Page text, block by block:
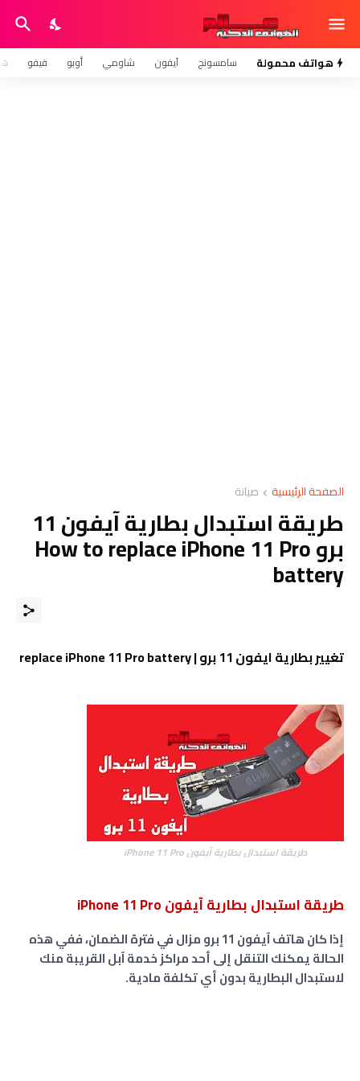
هواتف محمولة سامسونج آيفون شاومي أوبو فيفو
الصفحة الرئيسية صيانة
طريقة استبدال بطارية آيفون 11
برو How to replace iPhone 11 Pro
battery
تغيير بطارية ايفون 11 برو | replace iPhone 11 Pro battery
طريقة استبدال بطارية آيفون iPhone 11 Pro
طريقة استبدال بطارية آيفون iPhone 11 Pro
إذا كان هاتف آيفون 11 برو مزال في فترة الضمان، ففي هذه
الحالة يمكنك التنقل إلى أحد مراكز خدمة آبل القريبة منك
لاستبدال البطارية بدون أي تكلفة مادية.